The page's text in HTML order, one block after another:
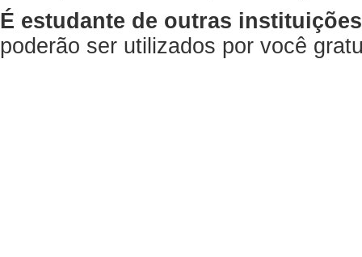
É estudante de outras
poderão ser utilizados por você